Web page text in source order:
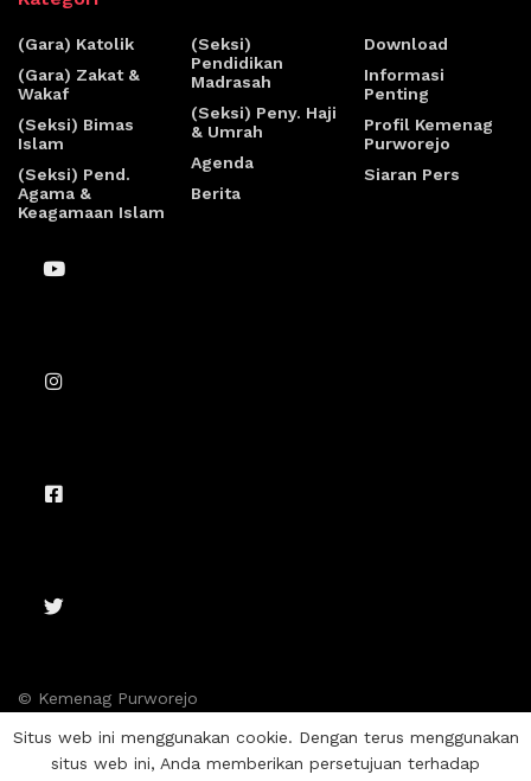
(Gara) Katolik
(Gara) Zakat &
Wakaf
(Seksi) Bimas
Islam
(Seksi) Pend.
Agama &
Keagamaan Islam
(Seksi)
Pendidikan
Madrasah
(Seksi) Peny. Haji
& Umrah
Agenda
Berita
Download
Informasi
Penting
Profil Kemenag
Purworejo
Siaran Pers
© Kemenag Purworejo
Situs web ini menggunakan cookie. Dengan terus menggunakan
situs web ini, Anda memberikan persetujuan terhadap